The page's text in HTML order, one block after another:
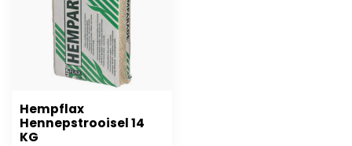
Hempflax
Hennepstrooisel 14
KG